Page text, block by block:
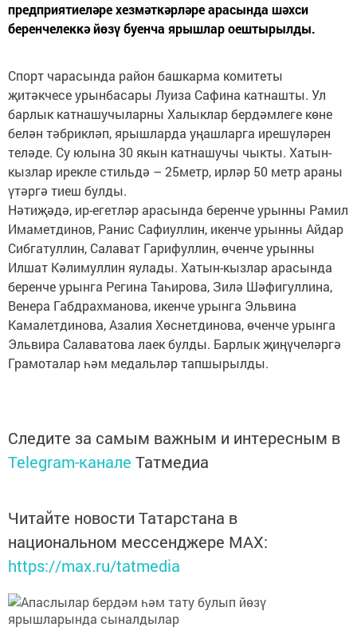
предприятиеләре хезмәткәрләре арасында шәхси
беренчелеккә йөзү буенча ярышлар оештырылды.
Спорт чарасында район башкарма комитеты
җитәкчесе урынбасары Луиза Сафина катнашты. Ул
барлык катнашучыларны Халыклар бердәмлеге көне
белән тәбрикләп, ярышларда уңашларга ирешүләрен
теләде. Су юлына 30 якын катнашучы чыкты. Хатын-
кызлар ирекле стильдә – 25метр, ирләр 50 метр араны
үтәргә тиеш булды.
Нәтиҗәдә, ир-егетләр арасында беренче урынны Рамил
Имаметдинов, Ранис Сафиуллин, икенче урынны Айдар
Сибгатуллин, Салават Гарифуллин, өченче урынны
Илшат Кәлимуллин яулады. Хатын-кызлар арасында
беренче урынга Регина Таһирова, Зилә Шәфигуллина,
Венера Габдрахманова, икенче урынга Эльвина
Камалетдинова, Азалия Хөснетдинова, өченче урынга
Эльвира Салаватова лаек булды. Барлык җиңүчеләргә
Грамоталар һәм медальләр тапшырылды.
Следите за самым важным и интересным в
Telegram-канале Татмедиа
Читайте новости Татарстана в
национальном мессенджере MАХ:
https://max.ru/tatmedia